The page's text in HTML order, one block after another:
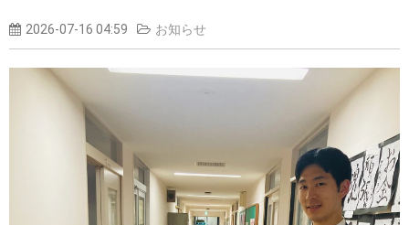
2026-07-16 04:59 お知らせ